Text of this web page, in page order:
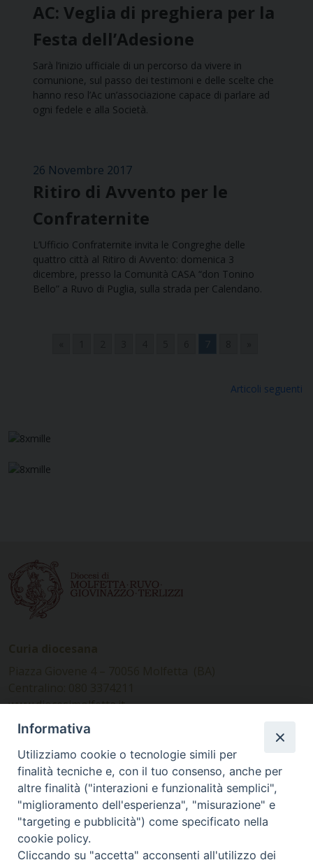
AC: Veglia di preghiera per la
Festa dell’Adesione
Sarà l’inizio ufficiale di un percorso da vivere in
comunione, sul passo dei testimoni e delle scelte che
hanno reso l’Ac un’associazione capace di parlare ad
ogni fedele e alla Società.
26 Novembre 2017
Ritiro di Avvento per le
Confraternite
L’Ufficio Confraternite invita le Congreghe delle
quattro città al Ritiro di Avvento: domenica 3
dicembre, presso la Comunità CASA “don Tonino
Bello” a Ruvo di Puglia, sulla strada per Calendano.
7
Articoli seguenti
www.diocesimolfetta.it –
diocesimolfetta@pec.chiesacattolica.it
Ufficio Comunicazioni sociali
Piazza Giovene 4 – 70056 Molfetta (BA)
comunicazionisociali@diocesimolfetta.it
Informativa
Utilizziamo cookie o tecnologie simili per
finalità tecniche e, con il tuo consenso, anche per
altre finalità ("interazioni e funzionalità semplici",
"miglioramento dell'esperienza", "misurazione" e
"targeting e pubblicità") come specificato nella
cookie policy.
Cliccando su "accetta" acconsenti all'utilizzo dei